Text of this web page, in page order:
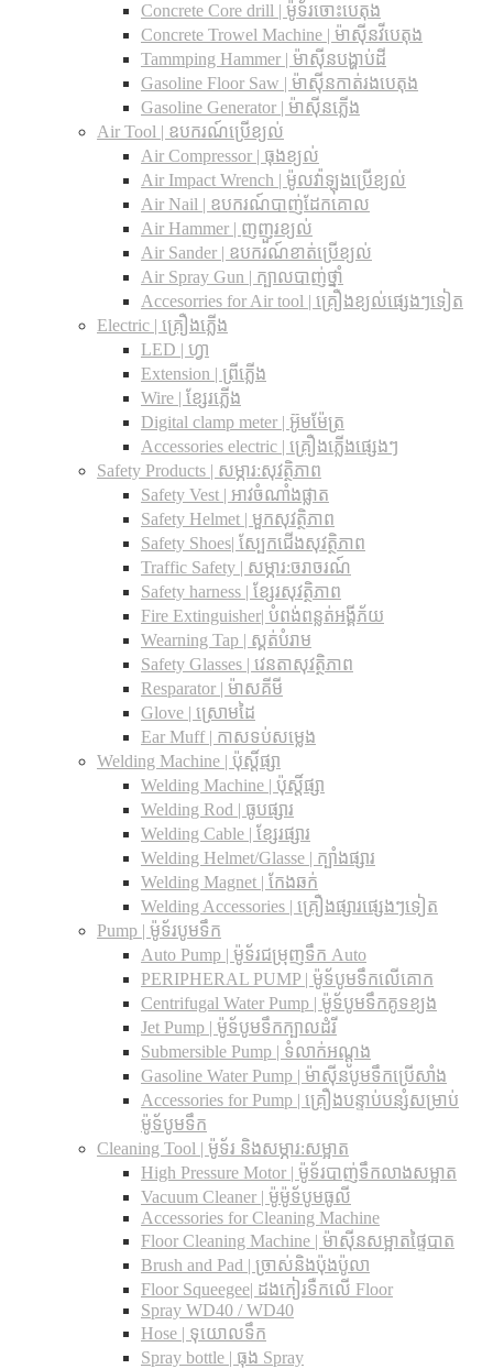
Concrete Core drill | ម៉ូទ័រចោះបេតុង
Concrete Trowel Machine | ម៉ាស៊ីនវីបេតុង
Tammping Hammer | ម៉ាស៊ីនបង្ហាប់ដី
Gasoline Floor Saw | ម៉ាស៊ីនកាត់រងបេតុង
Gasoline Generator | ម៉ាស៊ីនភ្លើង
Air Tool | ឧបករណ៍ប្រើខ្យល់
Air Compressor | ធុងខ្យល់
Air Impact Wrench | ម៉ូលវ៉ាឡុងប្រើខ្យល់
Air Nail | ឧបករណ៍បាញ់ដែកគោល
Air Hammer | ញញួរខ្យល់
Air Sander | ឧបករណ៍ខាត់ប្រើខ្យល់
Air Spray Gun | ក្បាលបាញ់ថ្នាំ
Accesorries for Air tool | គ្រឿងខ្យល់ផ្សេងៗទៀត
Electric | គ្រឿងភ្លើង
LED | ហ្វា
Extension | ព្រីភ្លើង
Wire | ខ្សែរភ្លើង
Digital clamp meter | អ៊ូមម៉ែត្រ
Accessories electric | គ្រឿងភ្លើងផ្សេងៗ
Safety Products | សម្ភារ:សុវត្ថិភាព
Safety Vest | អាវចំណាំងផ្លាត
Safety Helmet | មួកសុវត្ថិភាព
Safety Shoes| ស្បែកជើងសុវត្ថិភាព
Traffic Safety​ | សម្ភារ:ចរាចរណ៍
Safety harness | ខ្សែរសុវត្ថិភាព
Fire Extinguisher| បំពង់ពន្លត់អង្គីភ័យ
Wearning Tap | ស្គត់បំរាម
Safety Glasses | វេនតាសុវត្ថិភាព
Resparator | ម៉ាសគីមី
Glove | ស្រោមដៃ
Ear Muff | កាសទប់សម្លេង
Welding Machine | ប៉ុស្តិ៍ផ្សា
Welding Machine | ប៉ុស្តិ៍ផ្សា
Welding Rod | ធូបផ្សារ
Welding Cable | ខ្សែរផ្សារ
Welding Helmet/Glasse | ក្បាំងផ្សារ
Welding Magnet | កែងឆក់
Welding Accessories | គ្រឿងផ្សារផ្សេងៗទៀត
Pump | ម៉ូទ័របូមទឹក
Auto Pump | ម៉ូទ័រជម្រុញទឹក Auto
PERIPHERAL PUMP | ម៉ូទ័បូមទឹកលើគោក
Centrifugal Water Pump | ម៉ូទ័បូមទឹកគូទខ្យង
Jet Pump | ម៉ូទ័បូមទឹកក្បាលដំរី
Submersible Pump | ទំលាក់អណ្តូង
Gasoline Water Pump | ម៉ាស៊ីនបូមទឹកប្រើសាំង
Accessories for Pump | គ្រឿងបន្ទាប់បន្សំសម្រាប់
ម៉ូទ័បូមទឹក
Cleaning Tool | ម៉ូទ័រ និងសម្ភារ:សម្អាត
High Pressure Motor | ម៉ូទ័របាញ់ទឹកលាងសម្អាត
Vacuum Cleaner | ម៉ូម៉ូទ័បូមធូលី
Accessories for Cleaning Machine
Floor Cleaning Machine | ម៉ាស៊ីនសម្អាតផ្ទៃបាត
Brush and Pad | ច្រាស់និងប៉ុងប៉ូលា
Floor Squeegee| ដងកៀរទឺកលើ Floor
Spray WD40 / WD40
Hose | ទុយោលទឹក
Spray bottle | ធុង Spray